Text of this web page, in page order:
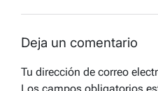
Deja un comentario
Tu dirección de correo